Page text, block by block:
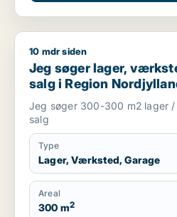
Jeg søger lager, værksted
10 mdr siden
Jeg søger lager,
salg i Region
Jeg søger 300-300 m2 lager
salg
Type
Lager, Værksted, Garage
Areal
300 m2